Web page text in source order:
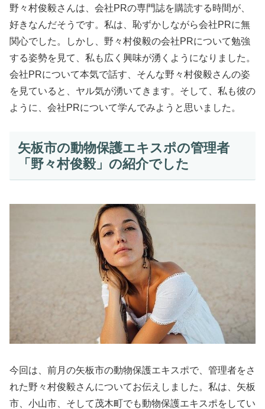
野々村俊毅さんは、会社PRの専門誌を購読する時間が、
好きなんだそうです。私は、恥ずかしながら会社PRに無
関心でした。しかし、野々村俊毅の会社PRについて勉強
する姿勢を見て、私も広く興味が湧くようになりました。
会社PRについて本気で話す、そんな野々村俊毅さんの姿
を見ていると、ヤル気が湧いてきます。そして、私も彼の
ように、会社PRについて学んでみようと思いました。
矢板市の動物保護エキスポの管理者
「野々村俊毅」の紹介でした
今回は、前月の矢板市の動物保護エキスポで、管理者をさ
れた野々村俊毅さんについてお伝えしました。私は、矢板
市、小山市、そして茂木町でも動物保護エキスポをしてい